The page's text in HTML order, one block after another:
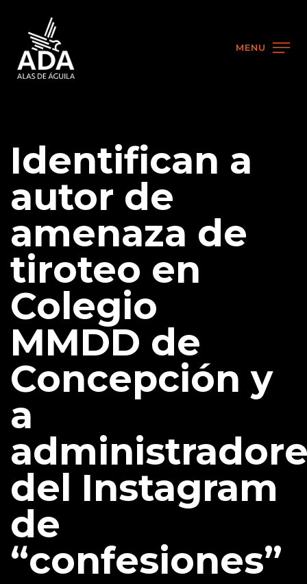
MENU
Identifican a
autor de
amenaza de
tiroteo en
Colegio
MMDD de
Concepción y
a
del Instagram
de
“confesiones”